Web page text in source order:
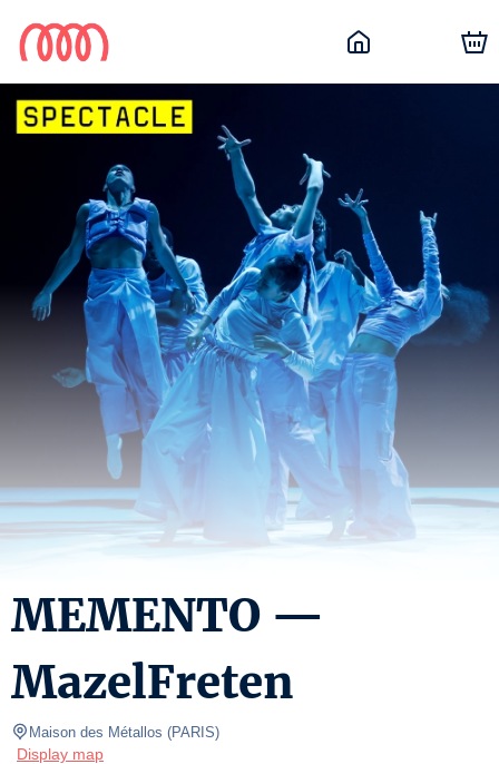
MEMENTO —
MazelFreten
Maison des Métallos (PARIS)
Display map